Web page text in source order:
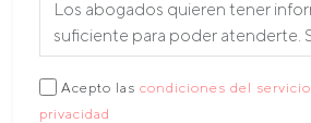
Acepto las condiciones del servicio
privacidad